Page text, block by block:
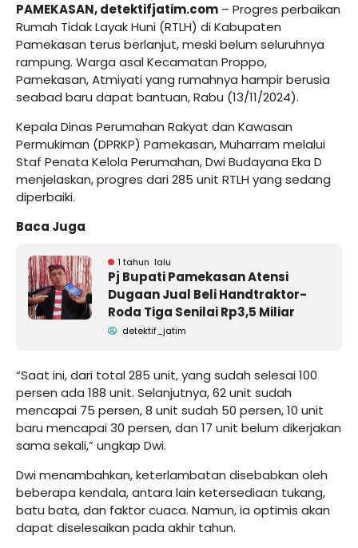
PAMEKASAN,detektifjatim.com – Progres perbaikan
Rumah Tidak Layak Huni (RTLH) di Kabupaten
Pamekasan terus berlanjut, meski belum seluruhnya
rampung. Warga asal Kecamatan Proppo,
Pamekasan, Atmiyati yang rumahnya hampir berusia
seabad baru dapat bantuan, Rabu (13/11/2024).
Kepala Dinas Perumahan Rakyat dan Kawasan
Permukiman (DPRKP) Pamekasan, Muharram melalui
Staf Penata Kelola Perumahan, Dwi Budayana Eka D
menjelaskan, progres dari 285 unit RTLH yang sedang
diperbaiki.
Baca Juga
1 tahun lalu
Pj Bupati Pamekasan Atensi
Dugaan Jual Beli Handtraktor-
Roda Tiga Senilai Rp3,5 Miliar
detektif_jatim
“Saat ini, dari total 285 unit, yang sudah selesai 100
persen ada 188 unit. Selanjutnya, 62 unit sudah
mencapai 75 persen, 8 unit sudah 50 persen, 10 unit
baru mencapai 30 persen, dan 17 unit belum dikerjakan
sama sekali,” ungkap Dwi.
Dwi menambahkan, keterlambatan disebabkan oleh
beberapa kendala, antara lain ketersediaan tukang,
batu bata, dan faktor cuaca. Namun, ia optimis akan
dapat diselesaikan pada akhir tahun.